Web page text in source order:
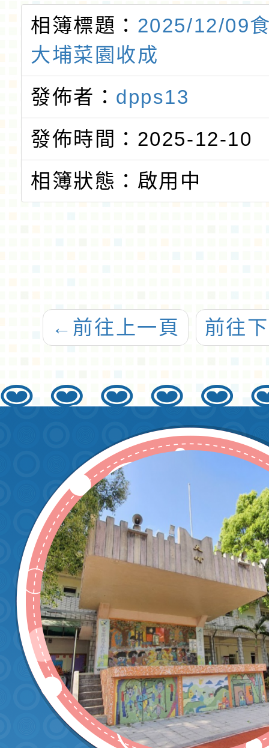
相簿標題： 2025/12/09
大埔菜園收成
發佈者： dpps13
發佈時間：2025-12-10
相簿狀態：啟用中
← 前往上一頁 前往